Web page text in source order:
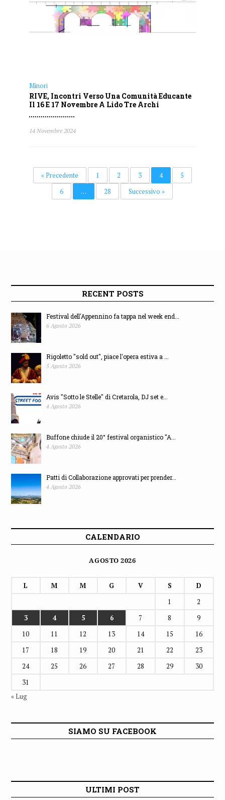
Minori
RIVE, Incontri Verso Una Comunità Educante
Il 16 E 17 Novembre A Lido Tre Archi
14 Novembre 2024
« Precedente 1 2 3 4
5
6
… 28 Successivo »
RECENT POSTS
Festival dell'Appennino fa tappa nel week end...
6 Agosto 2026
Rigoletto "sold out", piace l'opera estiva a ...
5 Agosto 2026
Avis "Sotto le Stelle" di Cretarola, DJ set e...
4 Agosto 2026
Buffone chiude il 20° festival organistico "A...
4 Agosto 2026
Patti di Collaborazione approvati per prender...
4 Agosto 2026
CALENDARIO
AGOSTO 2026
L M M G V S
D
1
2
3
4 5 6 7 8
9
10
11 12 13 14 15
16
17
18 19 20 21 22
23
24
25 26 27 28 29
30
31
« Lug
SIAMO SU FACEBOOK
ULTIMI POST